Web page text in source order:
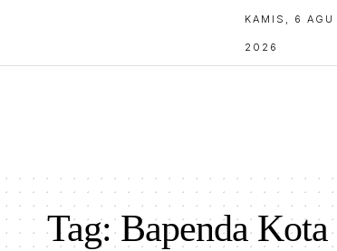
KAMIS, 6 AGU
2026
Tag:Bapenda Kota